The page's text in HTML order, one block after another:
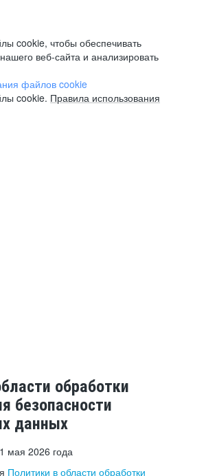
cookie, чтобы обеспечивать
веб-сайта и анализировать
файлов cookie
cookie. Правила использования
обработки
безопасности
данных
мая 2026 года
Политики в области обработки